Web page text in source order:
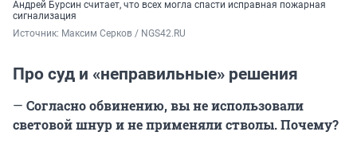
Андрей Бурсин считает, что всех могла спасти исправная пожарная
сигнализация
Источник: Максим Серков / NGS42.RU
Про суд и «неправильные» решения
— Согласно обвинению, вы не использовали
световой шнур и не применяли стволы. Почему?